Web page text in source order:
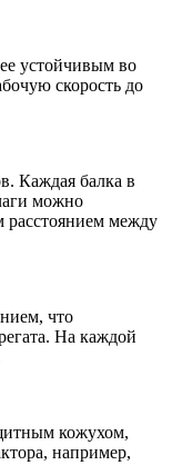
устойчивым во
скорость до
Каждая балка в
можно
расстоянием между
что
На каждой
кожухом,
например,